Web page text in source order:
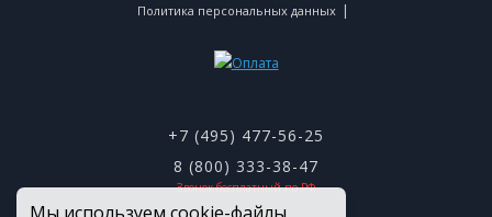
Политика персональных данных |
+7 (495) 477-56-25
8 (800) 333-38-47
Звонок бесплатный по РФ